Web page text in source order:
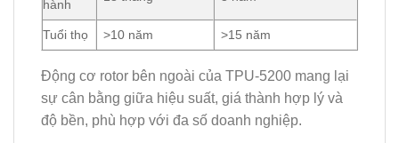
hành
Tuổi thọ >10 năm >15 năm
Động cơ rotor bên ngoài của TPU-5200 mang lại
sự cân bằng giữa hiệu suất, giá thành hợp lý và
độ bền, phù hợp với đa số doanh nghiệp.